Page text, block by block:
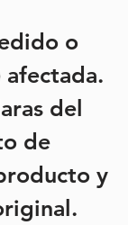
o
afectada.
del
de
y